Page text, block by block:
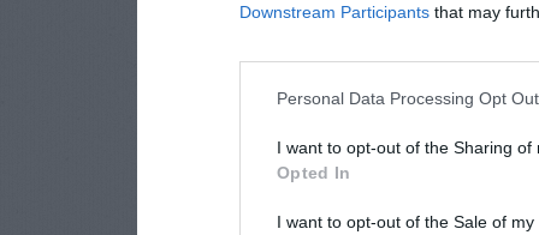
Downstream Participants that may
Personal Data Processing Opt
I want to opt-out of the Sharing of
Opted In
I want to opt-out of the Sale of